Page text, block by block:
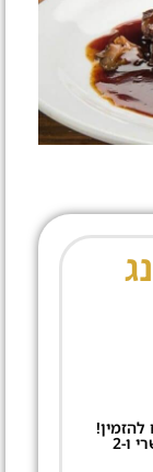
קבלת פנים 35 ₪ (4 לבחירה- 2 בשרי ו-2